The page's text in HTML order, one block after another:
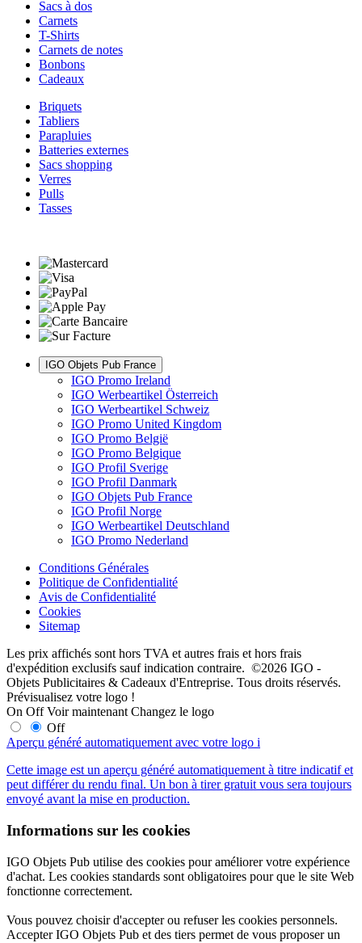
Sacs à dos
Carnets
T-Shirts
Carnets de notes
Bonbons
Cadeaux
Briquets
Tabliers
Parapluies
Batteries externes
Sacs shopping
Verres
Pulls
Tasses
IGO Objets Pub France
IGO Promo Ireland
IGO Werbeartikel Österreich
IGO Werbeartikel Schweiz
IGO Promo United Kingdom
IGO Promo België
IGO Promo Belgique
IGO Profil Sverige
IGO Profil Danmark
IGO Objets Pub France
IGO Profil Norge
IGO Werbeartikel Deutschland
IGO Promo Nederland
Conditions Générales
Politique de Confidentialité
Avis de Confidentialité
Cookies
Sitemap
Les prix affichés sont hors TVA et autres frais et hors frais
d'expédition exclusifs sauf indication contraire. ©2026 IGO -
Objets Publicitaires & Cadeaux d'Entreprise. Tous droits réservés.
Prévisualisez votre logo !
On Off Voir maintenant Changez le logo
Off
Aperçu généré automatiquement avec votre logo i
Cette image est un aperçu généré automatiquement à titre indicatif et
peut différer du rendu final. Un bon à tirer gratuit vous sera toujours
envoyé avant la mise en production.
Informations sur les cookies
IGO Objets Pub utilise des cookies pour améliorer votre expérience
d'achat. Les cookies standards sont obligatoires pour que le site Web
fonctionne correctement.
Vous pouvez choisir d'accepter ou refuser les cookies personnels.
Accepter IGO Objets Pub et des tiers permet de vous proposer un